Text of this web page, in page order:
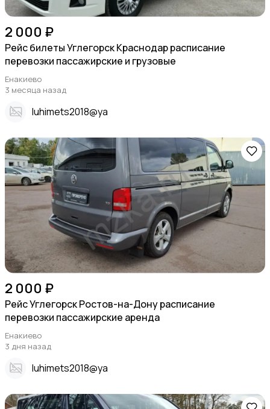
2 000 ₽
Рейс билеты Углегорск Краснодар расписание
перевозки пассажирские и грузовые
Енакиево
3 месяца назад
Iuhimets2018@ya
2 000 ₽
Рейс Углегорск Ростов-на-Дону расписание
перевозки пассажирские аренда
Енакиево
3 дня назад
Iuhimets2018@ya